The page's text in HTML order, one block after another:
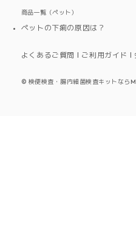
商品一覧（ペット）
ペットの下痢の原因は？
よくあるご質問 ご利用ガイド
© 検便検査・腸内細菌検査キットな